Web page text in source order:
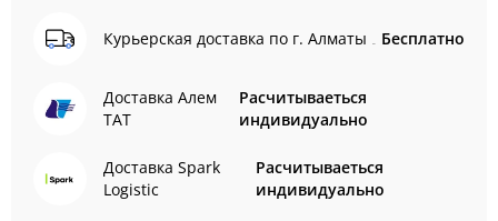
Курьерская доставка по г. Алматы Бесплатно
Доставка Алем
ТАТ
Расчитываеться
индивидуально
Доставка Spark
Logistic
Расчитываеться
индивидуально